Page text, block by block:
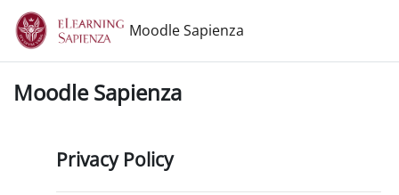
Vai al contenuto principale
Moodle Sapienza
Moodle Sapienza
Privacy Policy